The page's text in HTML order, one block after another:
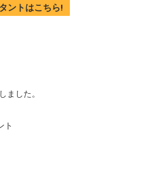
ントはこちら!
ました。
ト